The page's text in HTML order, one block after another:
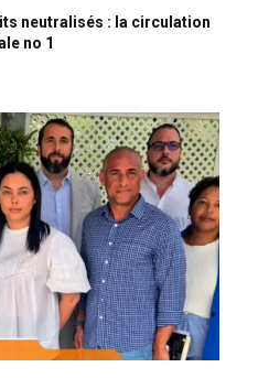
neutralisés : la circulation
no 1